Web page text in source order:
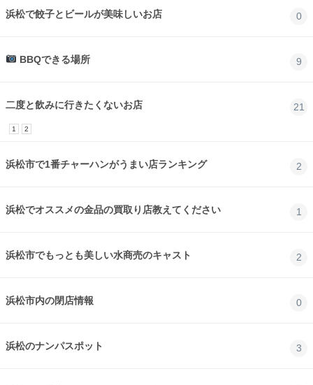
浜松で餃子とビールが美味しいお店 0
BBQできる場所 9
二度と飲みに行きたくないお店
1 2
21
浜松市で1番チャーハンがうまい店ランキング 2
浜松でオススメの金品の買取り店教えてください 1
浜松市でもっとも美しい水商売のキャスト 2
浜松市内の閉店情報 0
浜松のナンパスポット 3